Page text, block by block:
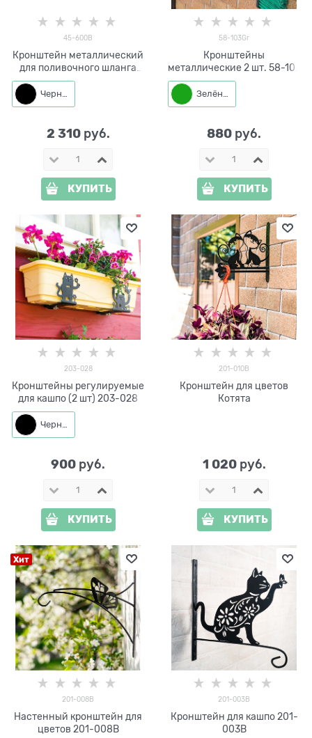
45-600B
Кронштейн металлический
для поливочного шланга
45-600
Черный
2 310 руб.
КУПИТЬ
58-103Gr
Кронштейны
металлические 2 шт. 58-103
для хранения садового
инвентаря
Зелёный
880 руб.
КУПИТЬ
203-028
Кронштейны регулируемые
для кашпо (2 шт) 203-028
Черный
900 руб.
КУПИТЬ
201-010B
Кронштейн для цветов
Котята
1 020 руб.
КУПИТЬ
Хит
201-008B
Настенный кронштейн для
цветов 201-008B
201-003B
Кронштейн для кашпо 201-
003B